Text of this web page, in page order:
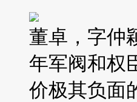
董卓，字仲
年军阀和权
价极其负面